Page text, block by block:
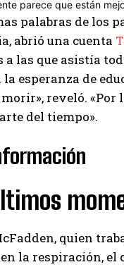
palabras de los
abrió una cuenta
a las que asistía
la esperanza de
reveló. «Por
del tiempo».
quien
la respiración, el